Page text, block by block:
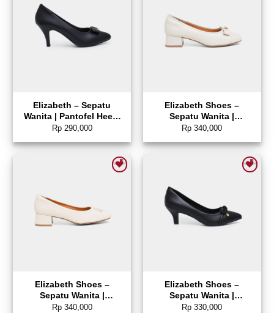
Elizabeth – Sepatu
Wanita | Pantofel Heels
0689-0141
Rp290,000
Elizabeth Shoes –
Sepatu Wanita |
Pantofel Heels 0400-
Rp 340,000
Elizabeth Shoes –
Sepatu Wanita |
Pantofel Heels 0400-
Rp340,000
Elizabeth Shoes –
Sepatu Wanita |
Pantofel Heels 0400-
Rp 330,000